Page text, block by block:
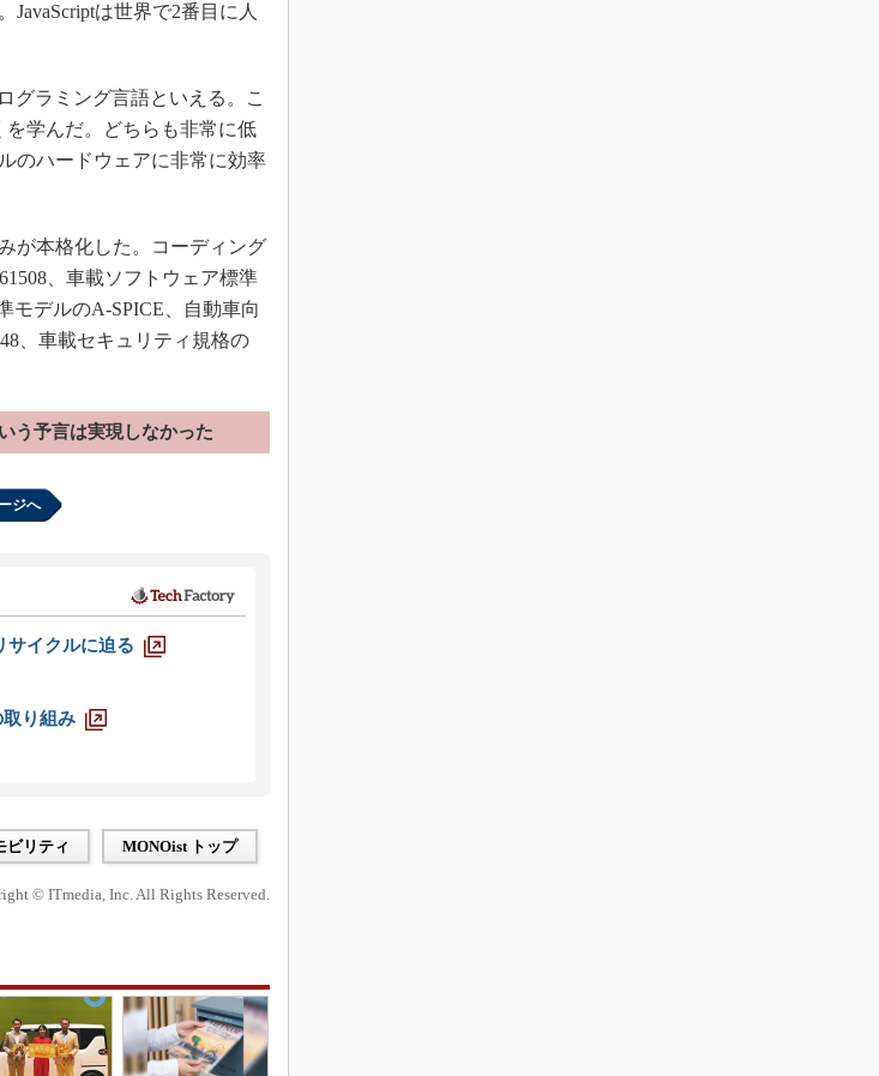
は世界で2番目に人
グラミング言語といえる。こ
を学んだ。どちらも非常に低
のハードウェアに非常に効率
が本格化した。コーディング
、車載ソフトウェア標準
モデルのA-SPICE、自動車向
、車載セキュリティ規格の
う予言は実現しなかった
ジへ
サイクルに迫る
り組み
ビリティ MONOist トップ
© ITmedia, Inc. All Rights Reserved.